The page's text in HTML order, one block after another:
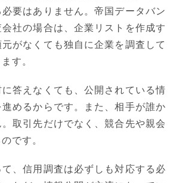
要はありません。帝国データバン
社の場合は、企業リストを作成す
がなくても独自に企業を調査して
す。
に答えなくても、公開されている情
めるからです。また、相手が誰か
。取引先だけでなく、競合先や親会
です。
、信用調査は必ずしも対応する必